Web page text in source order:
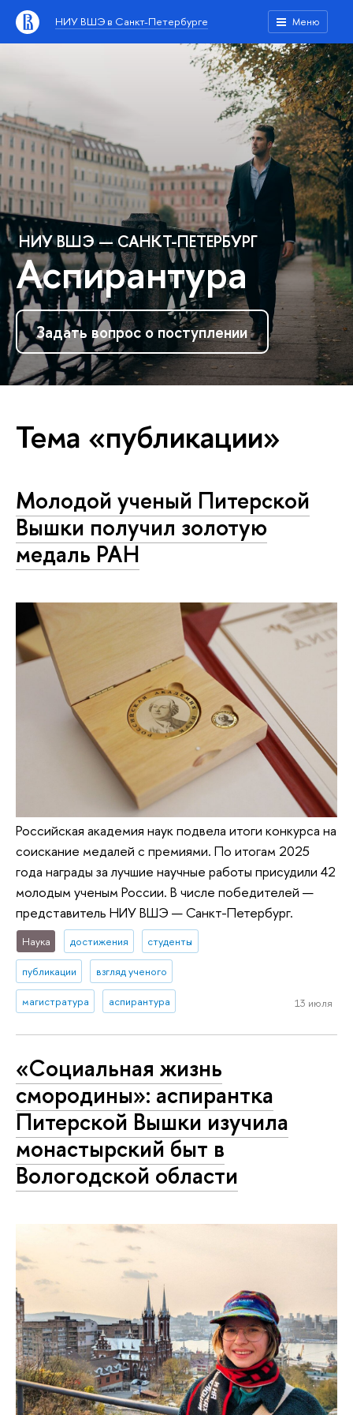
НИУ ВШЭ в Санкт-Петербурге Меню
НИУ ВШЭ — САНКТ-ПЕТЕРБУРГ
Аспирантура
Задать вопрос о поступлении
Тема «публикации»
Молодой ученый Питерской
Вышки получил золотую
медаль РАН
Российская академия наук подвела итоги конкурса на
соискание медалей с премиями. По итогам 2025
года награды за лучшие научные работы присудили 42
молодым ученым России. В числе победителей —
представитель НИУ ВШЭ — Санкт-Петербург.
Наука достижения студенты
публикации взгляд ученого
магистратура аспирантура 13 июля
«Социальная жизнь
смородины»: аспирантка
Питерской Вышки изучила
монастырский быт в
Вологодской области